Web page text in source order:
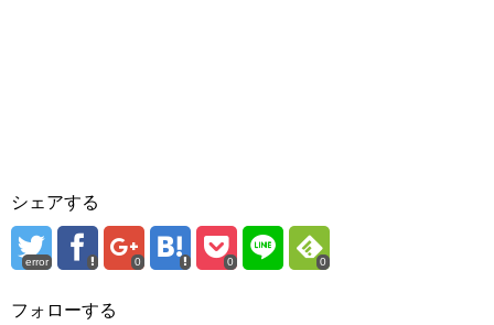
シェアする
error 0 0 0
フォローする